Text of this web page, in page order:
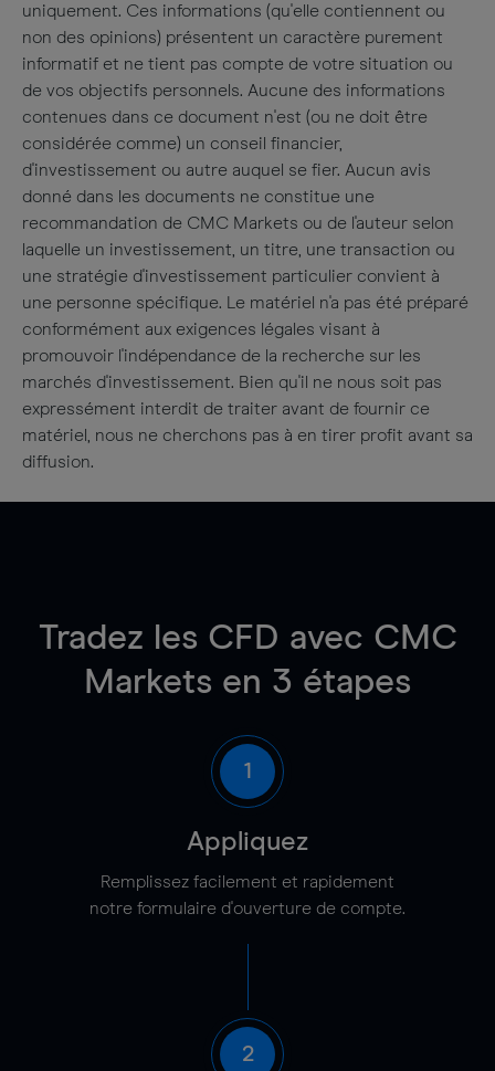
uniquement. Ces informations (qu'elle contiennent ou
non des opinions) présentent un caractère purement
informatif et ne tient pas compte de votre situation ou
de vos objectifs personnels. Aucune des informations
contenues dans ce document n'est (ou ne doit être
considérée comme) un conseil financier,
d'investissement ou autre auquel se fier. Aucun avis
donné dans les documents ne constitue une
recommandation de CMC Markets ou de l'auteur selon
laquelle un investissement, un titre, une transaction ou
une stratégie d'investissement particulier convient à
une personne spécifique. Le matériel n'a pas été préparé
conformément aux exigences légales visant à
promouvoir l'indépendance de la recherche sur les
marchés d'investissement. Bien qu'il ne nous soit pas
expressément interdit de traiter avant de fournir ce
matériel, nous ne cherchons pas à en tirer profit avant sa
diffusion.
Tradez les CFD avec CMC
Markets en 3 étapes
1
Appliquez
Remplissez facilement et rapidement
notre formulaire d'ouverture de compte.
2